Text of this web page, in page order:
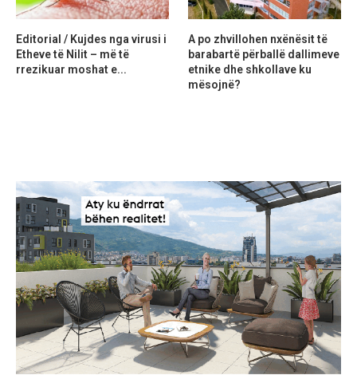
Editorial / Kujdes nga virusi i
Etheve të Nilit – më të
rrezikuar moshat e...
A po zhvillohen nxënësit të
barabartë përballë dallimeve
etnike dhe shkollave ku
mësojnë?